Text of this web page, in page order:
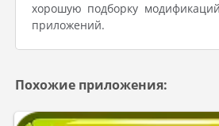
хорошую подборку
приложений.
Похожие приложения: